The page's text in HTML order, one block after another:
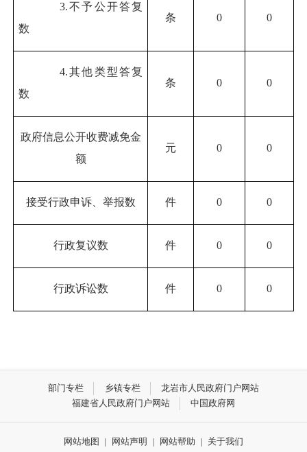
3.不予公开答复
数
条 0 0
4.其他类型答复
数
条 0 0
政府信息公开收费减免金
额
元 0 0
接受行政申诉、举报数 件 0 0
行政复议数 件 0 0
行政诉讼数 件 0 0
部门专栏 乡镇专栏
龙岩市人民政府门户网站
福建省人民政府门户网站
中国政府网
网站地图 | 网站声明 | 网站帮助 | 关于我们